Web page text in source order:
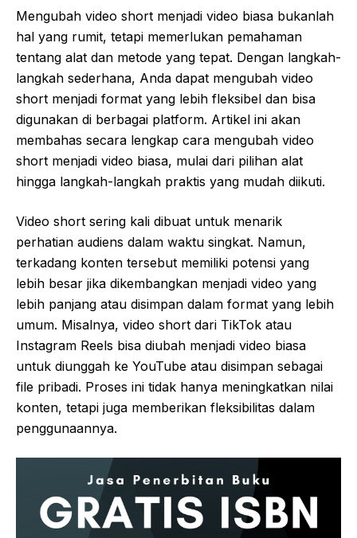
Mengubah video short menjadi video biasa bukanlah
hal yang rumit, tetapi memerlukan pemahaman
tentang alat dan metode yang tepat. Dengan langkah-
langkah sederhana, Anda dapat mengubah video
short menjadi format yang lebih fleksibel dan bisa
digunakan di berbagai platform. Artikel ini akan
membahas secara lengkap cara mengubah video
short menjadi video biasa, mulai dari pilihan alat
hingga langkah-langkah praktis yang mudah diikuti.
Video short sering kali dibuat untuk menarik
perhatian audiens dalam waktu singkat. Namun,
terkadang konten tersebut memiliki potensi yang
lebih besar jika dikembangkan menjadi video yang
lebih panjang atau disimpan dalam format yang lebih
umum. Misalnya, video short dari TikTok atau
Instagram Reels bisa diubah menjadi video biasa
untuk diunggah ke YouTube atau disimpan sebagai
file pribadi. Proses ini tidak hanya meningkatkan nilai
konten, tetapi juga memberikan fleksibilitas dalam
penggunaannya.